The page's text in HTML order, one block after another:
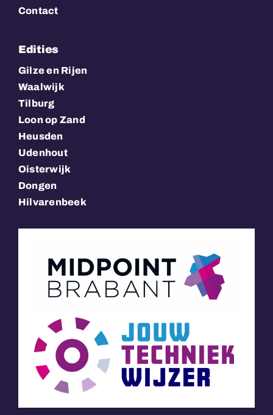
Contact
Edities
Gilze en Rijen
Waalwijk
Tilburg
Loon op Zand
Heusden
Udenhout
Oisterwijk
Dongen
Hilvarenbeek